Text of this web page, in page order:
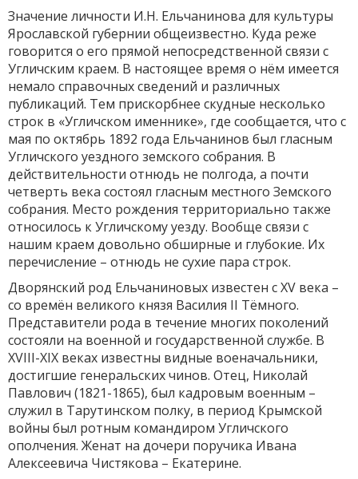
Значение личности И.Н. Ельчанинова для культуры
Ярославской губернии общеизвестно. Куда реже
говорится о его прямой непосредственной связи с
Угличским краем. В настоящее время о нём имеется
немало справочных сведений и различных
публикаций. Тем прискорбнее скудные несколько
строк в «Угличском именнике», где сообщается, что с
мая по октябрь 1892 года Ельчанинов был гласным
Угличского уездного земского собрания. В
действительности отнюдь не полгода, а почти
четверть века состоял гласным местного Земского
собрания. Место рождения территориально также
относилось к Угличскому уезду. Вообще связи с
нашим краем довольно обширные и глубокие. Их
перечисление – отнюдь не сухие пара строк.
Дворянский род Ельчаниновых известен с XV века –
со времён великого князя Василия II Тёмного.
Представители рода в течение многих поколений
состояли на военной и государственной службе. В
XVIII-XIX веках известны видные военачальники,
достигшие генеральских чинов. Отец, Николай
Павлович (1821-1865), был кадровым военным –
служил в Тарутинском полку, в период Крымской
войны был ротным командиром Угличского
ополчения. Женат на дочери поручика Ивана
Алексеевича Чистякова – Екатерине.